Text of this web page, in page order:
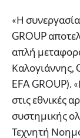
«Η
GROUP
απλή
Καλογιάννης,
EFA GROUP).
στις εθνικές
συστημικής
Τεχνητή